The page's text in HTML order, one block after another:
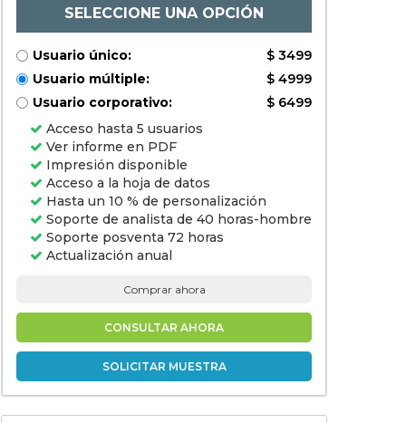
aeropuertos,
universidades, centros
comerciales) y análisis
SELECCIONE UNA OPCIÓN
Usuario único:
$ 3499
Usuario múltiple:
$ 4999
Usuario corporativo:
$ 6499
Acceso hasta 5 usuarios
Ver informe en PDF
Impresión disponible
Acceso a la hoja de datos
Hasta un 10 % de personalización
Soporte de analista de 40 horas-hombre
Soporte posventa 72 horas
Actualización anual
Comprar ahora
CONSULTAR AHORA
SOLICITAR MUESTRA